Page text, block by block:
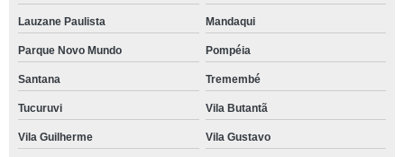
Lauzane Paulista Mandaqui
Parque Novo Mundo Pompéia
Santana Tremembé
Tucuruvi Vila Butantã
Vila Guilherme Vila Gustavo